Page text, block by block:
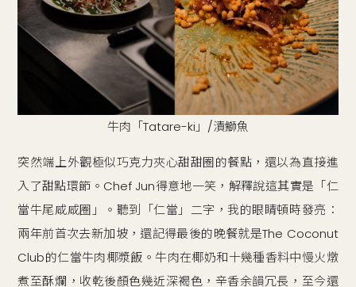
牛肉「Tatare-ki」/漬鰤魚
突然端上外觀極似巧克力夾心甜甜圈的餐點，還以為直接進
入了甜點環節。Chef Jun得意地一笑，解釋說這其實是「仁
當牛尾咸咸圈」。聽到「仁當」二字，我的眼睛頓時發亮：
兩年前首次去新加坡，還記得最後的晚餐就是The Coconut
Club的仁當牛肉椰漿飯。牛肉在椰奶和十幾種香料中慢火燉
煮至酥爛，收乾後顏色幾近深褐色，辛香余韻冗長，至今還